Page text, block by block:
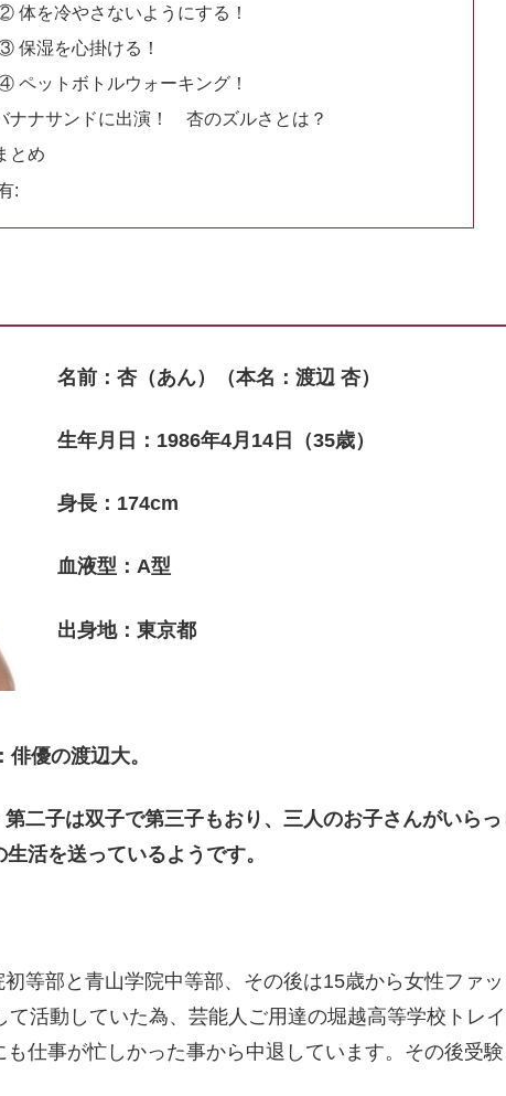
体を冷やさないようにする！
保湿を心掛ける！
ペットボトルウォーキング！
ナナサンドに出演！ 杏のズルさとは？
め
:
名前：杏（あん）（本名：渡辺 杏）
生年月日：1986年4月14日（35歳）
身長：174cm
血液型：A型
出身地：東京都
優の渡辺大。
二子は双子で第三子もおり、三人のお子さんがいらっ
活を送っているようです。
等部と青山学院中等部、その後は15歳から女性ファ
て活動していた為、芸能人ご用達の堀越高等学校トレ
仕事が忙しかった事から中退しています。その後受